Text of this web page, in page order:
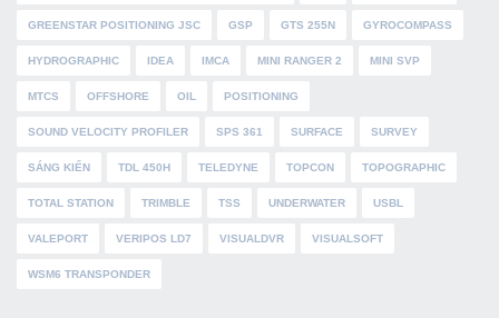
GREENSTAR POSITIONING JSC GSP GTS 255N GYROCOMPASS
HYDROGRAPHIC IDEA IMCA MINI RANGER 2 MINI SVP
MTCS OFFSHORE OIL POSITIONING
SOUND VELOCITY PROFILER SPS 361 SURFACE SURVEY
SÁNG KIẾN TDL 450H TELEDYNE TOPCON TOPOGRAPHIC
TOTAL STATION TRIMBLE TSS UNDERWATER USBL
VALEPORT VERIPOS LD7 VISUALDVR VISUALSOFT
WSM6 TRANSPONDER